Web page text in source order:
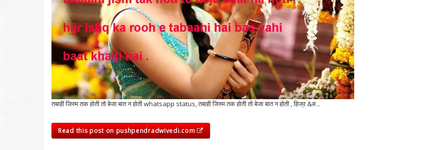
तबाही जिस्म तक होती तो बेजा बात न होती whatsapp status, तबाही जिस्म तक होती तो बेजा बात न होती , हिज्र &#...
Read this post on pushpendradwivedi.com